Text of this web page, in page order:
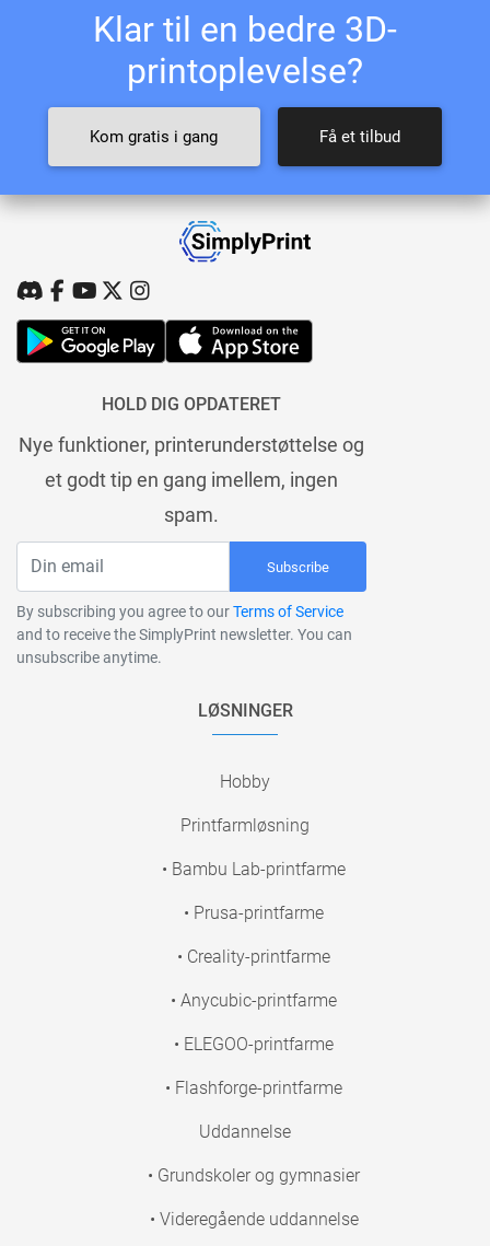
Klar til en bedre 3D-
printoplevelse?
Kom gratis i gang Få et tilbud
HOLD DIG OPDATERET
Nye funktioner, printerunderstøttelse og
et godt tip en gang imellem, ingen
spam.
Subscribe
By subscribing you agree to ourTerms of Service
and to receive the SimplyPrint newsletter. You can
unsubscribe anytime.
LØSNINGER
Hobby
Printfarmløsning
• Bambu Lab-printfarme
• Prusa-printfarme
• Creality-printfarme
• Anycubic-printfarme
• ELEGOO-printfarme
• Flashforge-printfarme
Uddannelse
• Grundskoler og gymnasier
• Videregående uddannelse